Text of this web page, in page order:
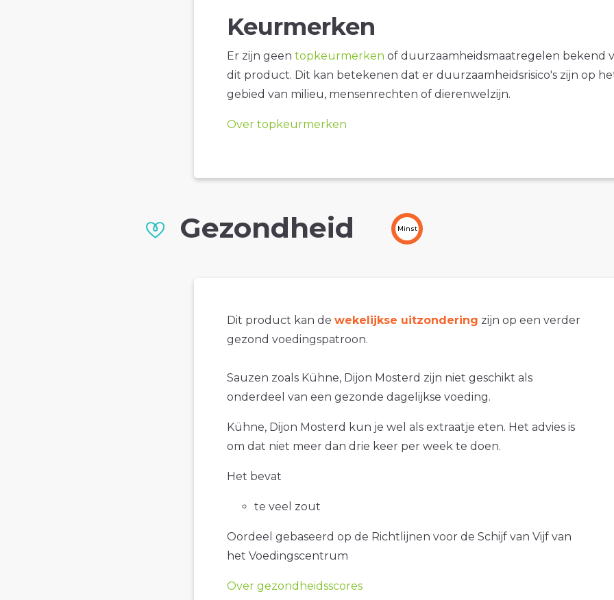
Keurmerken
Er zijn geen topkeurmerken of duurzaamheidsmaatregelen bekend
dit product. Dit kan betekenen dat er duurzaamheidsrisico's zijn op
gebied van milieu, mensenrechten of dierenwelzijn.
Over topkeurmerken
Gezondheid Minst
Dit product kan de wekelijkse uitzondering zijn op een verder
gezond voedingspatroon.
Sauzen zoals Kühne, Dijon Mosterd zijn niet geschikt als
onderdeel van een gezonde dagelijkse voeding.
Kühne, Dijon Mosterd kun je wel als extraatje eten. Het advies is
om dat niet meer dan drie keer per week te doen.
Het bevat
te veel zout
Oordeel gebaseerd op de Richtlijnen voor de Schijf van Vijf van
het Voedingscentrum
Over gezondheidsscores